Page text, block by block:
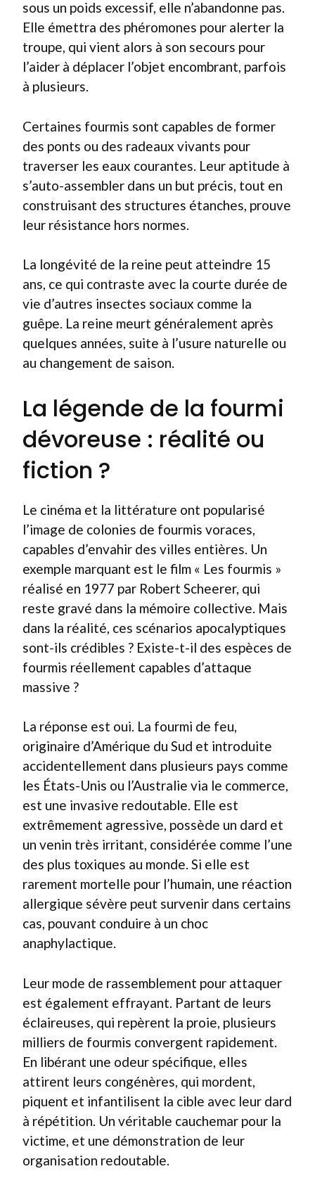
sous un poids excessif, elle n’abandonne pas.
Elle émettra des phéromones pour alerter la
troupe, qui vient alors à son secours pour
l’aider à déplacer l’objet encombrant, parfois
à plusieurs.
Certaines fourmis sont capables de former
des ponts ou des radeaux vivants pour
traverser les eaux courantes. Leur aptitude à
s’auto-assembler dans un but précis, tout en
construisant des structures étanches, prouve
leur résistance hors normes.
La longévité de la reine peut atteindre 15
ans, ce qui contraste avec la courte durée de
vie d’autres insectes sociaux comme la
guêpe. La reine meurt généralement après
quelques années, suite à l’usure naturelle ou
au changement de saison.
La légende de la fourmi
dévoreuse : réalité ou
fiction ?
Le cinéma et la littérature ont popularisé
l’image de colonies de fourmis voraces,
capables d’envahir des villes entières. Un
exemple marquant est le film « Les fourmis »
réalisé en 1977 par Robert Scheerer, qui
reste gravé dans la mémoire collective. Mais
dans la réalité, ces scénarios apocalyptiques
sont-ils crédibles ? Existe-t-il des espèces de
fourmis réellement capables d’attaque
massive ?
La réponse est oui. La fourmi de feu,
originaire d’Amérique du Sud et introduite
accidentellement dans plusieurs pays comme
les États-Unis ou l’Australie via le commerce,
est une invasive redoutable. Elle est
extrêmement agressive, possède un dard et
un venin très irritant, considérée comme l’une
des plus toxiques au monde. Si elle est
rarement mortelle pour l’humain, une réaction
allergique sévère peut survenir dans certains
cas, pouvant conduire à un choc
anaphylactique.
Leur mode de rassemblement pour attaquer
est également effrayant. Partant de leurs
éclaireuses, qui repèrent la proie, plusieurs
milliers de fourmis convergent rapidement.
En libérant une odeur spécifique, elles
attirent leurs congénères, qui mordent,
piquent et infantilisent la cible avec leur dard
à répétition. Un véritable cauchemar pour la
victime, et une démonstration de leur
organisation redoutable.